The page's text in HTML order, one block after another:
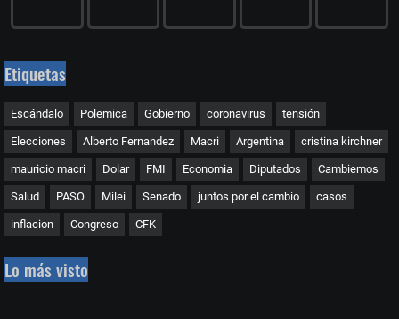
Etiquetas
Escándalo Polemica Gobierno coronavirus tensión
Elecciones Alberto Fernandez Macri Argentina cristina kirchner
mauricio macri Dolar FMI Economia Diputados Cambiemos
Salud PASO Milei Senado juntos por el cambio casos
inflacion Congreso CFK
Lo más visto